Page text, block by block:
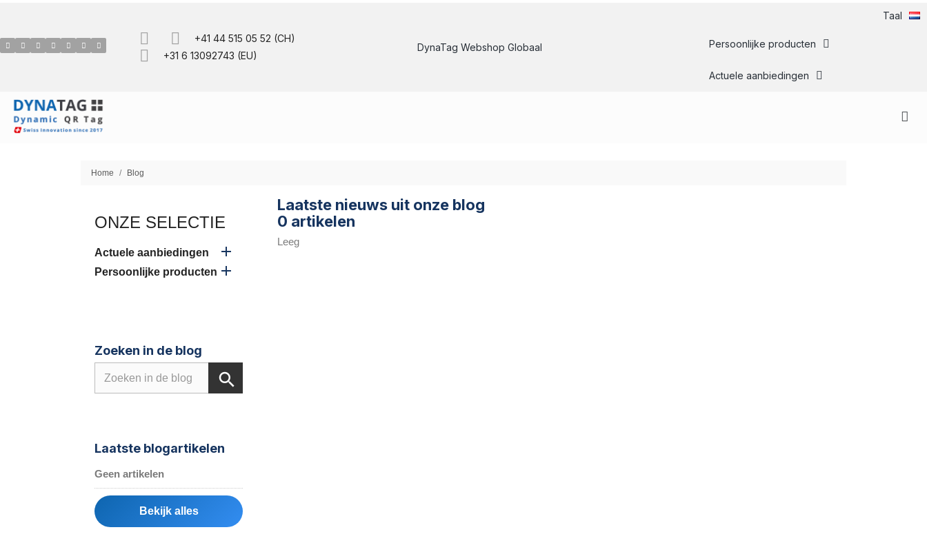
+41 44 515 05 52 (CH)
+31 6 13092743 (EU)
DynaTag Webshop Globaal
Taal
Persoonlijke producten
Actuele aanbiedingen
Home Blog
ONZE SELECTIE
Actuele aanbiedingen 
Persoonlijke producten 
Zoeken in de blog
Laatste blogartikelen
Geen artikelen
Bekijk alles
Laatste nieuws uit onze blog
0 artikelen
Leeg